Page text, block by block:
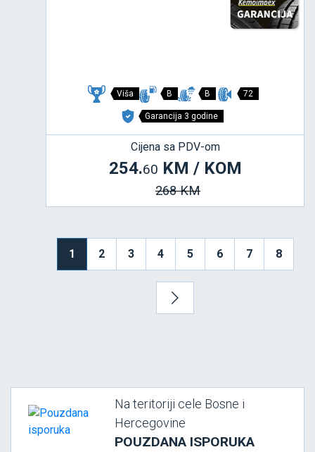
Viša B B 72
Garancija 3 godine
Cijena sa PDV-om
254.60 KM / KOM
268 KM
1 2 3 4 5 6 7 8
Na teritoriji cele Bosne i
Hercegovine
POUZDANA ISPORUKA